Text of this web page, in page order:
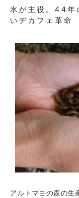
水が主役。44年
いデカフェ革命
アルトマヨの森の生